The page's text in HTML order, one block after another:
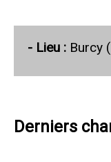
- Lieu : Burcy
Derniers